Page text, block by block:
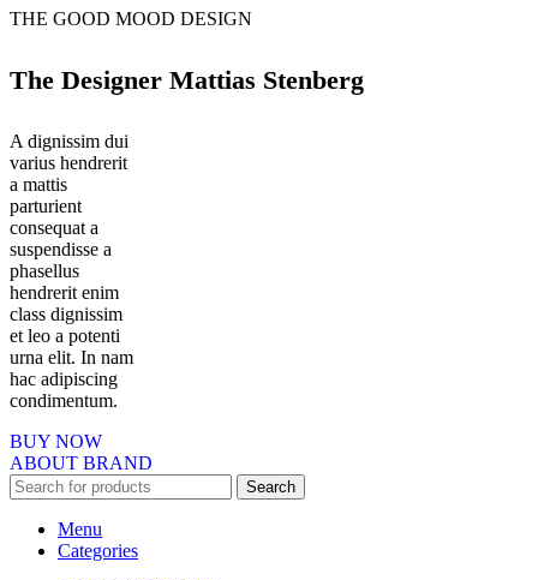
THE GOOD MOOD DESIGN
The Designer Mattias Stenberg
A dignissim dui
varius hendrerit
a mattis
parturient
consequat a
suspendisse a
phasellus
hendrerit enim
class dignissim
et leo a potenti
urna elit. In nam
hac adipiscing
condimentum.
BUY NOW
ABOUT BRAND
Search
Menu
Categories